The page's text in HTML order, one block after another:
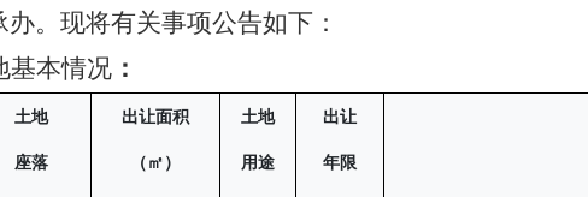
办。现将有关事项公告如下：
基本情况 ：
土地
座落
出让面积
（㎡）
土地
用途
出让
年限